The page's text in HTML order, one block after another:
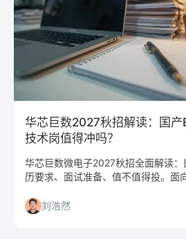
人力资源
会展策划 医
算法工程师
快消
C#工程师
网络安全
市场/营销
采购贸易 商务拓
SEO/SEM
武汉大学
中山大学
香港大学
四川大学 南
吉林大学
中南大学 深
金融
华芯巨数2027秋招解读：国产
技术岗值得冲吗？
华芯巨数微电子2027秋招全面解读
历要求、面试准备、值不值得投。面
州/上海。
刘浩然